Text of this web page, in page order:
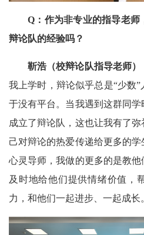
Q：作为非专业的指导老
辩论队的经验吗？
靳浩（校辩论队指导老师）
我上学时，辩论似乎总是“少数
于没有平台。当我遇到这群同
成立了辩论队，这也让我有了
己对辩论的热爱传递给更多的
心灵导师，我做的更多的是教他
及时地给他们提供情绪价值，
力，和他们一起进步、一起成长